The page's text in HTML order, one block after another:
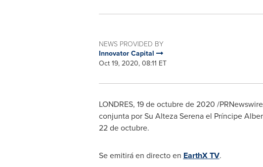
NEWS PROVIDED BY
Innovator Capital
Oct 19, 2020, 08:11 ET
LONDRES, 19 de octubre de 2020 /
conjunta porSu Alteza Serenael Príncipe
22 de octubre.
Se emitirá en directo en EarthX TV.